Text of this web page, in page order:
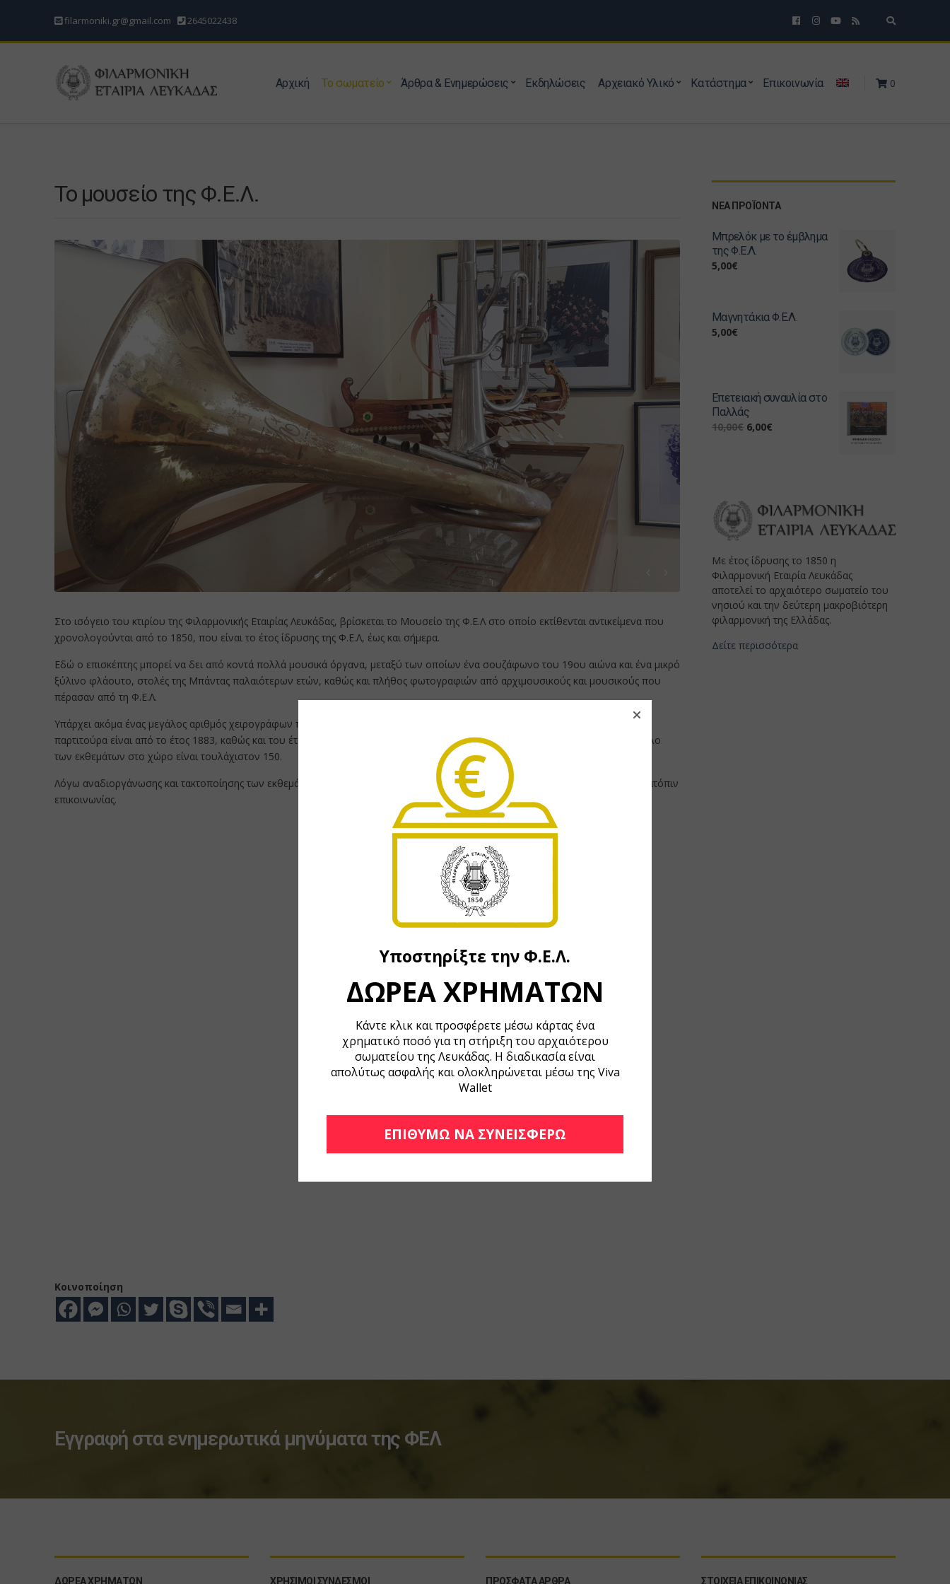
filarmoniki.gr@gmail.com 2645022438
Αρχική Το σωματείο Άρθρα & Ενημερώσεις Εκδηλώσεις Αρχειακό Υλικό Κατάστημα Επικοινωνία 0
Το μουσείο της Φ.Ε.Λ.
Στο ισόγειο του κτιρίου της Φιλαρμονικής Εταιρίας Λευκάδας, βρίσκεται το Μουσείο της Φ.Ε.Λ στο οποίο εκτίθενται αντικείμενα που
χρονολογούνται από το 1850, που είναι το έτος ίδρυσης της Φ.Ε.Λ, έως και σήμερα.
Εδώ ο επισκέπτης μπορεί να δει από κοντά πολλά μουσικά όργανα, μεταξύ των οποίων ένα σουζάφωνο του 19ου αιώνα και ένα μικρό
ξύλινο φλάουτο, στολές της Μπάντας παλαιότερων ετών, καθώς και πλήθος φωτογραφιών από αρχιμουσικούς και μουσικούς που
πέρασαν από τη Φ.Ε.Λ.
Υπάρχει ακόμα ένας μεγάλος αριθμός χειρογράφων παρτιτούρων, που έγραψαν Αρχιμουσικοί και προγυμναστές. Η πιο παλαιά
παρτιτούρα είναι από το έτος 1883, καθώς και του έτους 1896 (CARA MUSICALE ANNO) που παίχτηκε στην Ολυμπιάδα. Το σύνολο
των εκθεμάτων στο χώρο είναι τουλάχιστον 150.
Λόγω αναδιοργάνωσης και τακτοποίησης των εκθεμάτων δεν έχει συγκεκριμένο ωράριο επίσκεψης γι’ αυτό η επίσκεψη γίνεται κατόπιν
επικοινωνίας.
Κοινοποίηση
ΝΕΑ ΠΡΟΪΟΝΤΑ
Μπρελόκ με το έμβλημα
της Φ.Ε.Λ.
5,00€
Μαγνητάκια Φ.Ε.Λ.
5,00€
Επετειακή συναυλία στο
Παλλάς
10,00€ 6,00€
Με έτος ίδρυσης το 1850 η
Φιλαρμονική Εταιρία Λευκάδας
αποτελεί το αρχαιότερο σωματείο του
νησιού και την δεύτερη μακροβιότερη
φιλαρμονική της Ελλάδας.
Δείτε περισσότερα
Εγγραφή στα ενημερωτικά μηνύματα της ΦΕΛ
ΔΩΡΕΆ ΧΡΗΜΆΤΩΝ ΧΡΗΣΙΜΟΙ ΣΥΝΔΕΣΜΟΙ ΠΡΟΣΦΑΤΑ ΑΡΘΡΑ ΣΤΟΙΧΕΙΑ ΕΠΙΚΟΙΝΩΝΙΑΣ
Υποστηρίξτε την Φ.Ε.Λ.
ΔΩΡΕΑ ΧΡΗΜΑΤΩΝ
Κάντε κλικ και προσφέρετε μέσω κάρτας ένα
χρηματικό ποσό για τη στήριξη του αρχαιότερου
σωματείου της Λευκάδας. Η διαδικασία είναι
απολύτως ασφαλής και ολοκληρώνεται μέσω της Viva
Wallet
ΕΠΙΘΥΜΩ ΝΑ ΣΥΝΕΙΣΦΕΡΩ